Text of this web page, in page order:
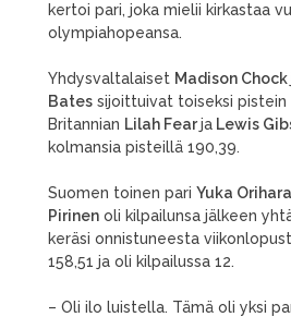
kertoi pari, joka mielii kirkastaa
olympiahopeansa.
Yhdysvaltalaiset Madison Chock
Bates sijoittuivat toiseksi pistein
Britannian Lilah Fearja Lewis
kolmansia pisteillä 190,39.
Suomen toinen pari Yuka
Pirinen oli kilpailunsa jälkeen
keräsi onnistuneesta
158,51 ja oli kilpailussa 12.
– Oli ilo luistella. Tämä oli yksi